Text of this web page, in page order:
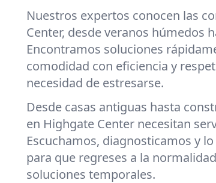
Nuestros expertos conocen las
Center, desde veranos húmedos
Encontramos soluciones
comodidad con eficiencia y
necesidad de estresarse.
Desde casas antiguas hasta
en Highgate Center necesitan
Escuchamos, diagnosticamos y
para que regreses a la
soluciones temporales.